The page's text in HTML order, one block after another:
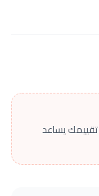
يساعد